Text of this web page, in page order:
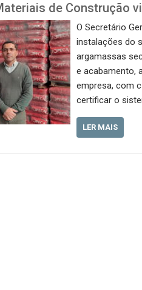
de Construção
O Secretário
instalações do
argamassas
e acabamento,
empresa, com
certificar o
LER MAIS